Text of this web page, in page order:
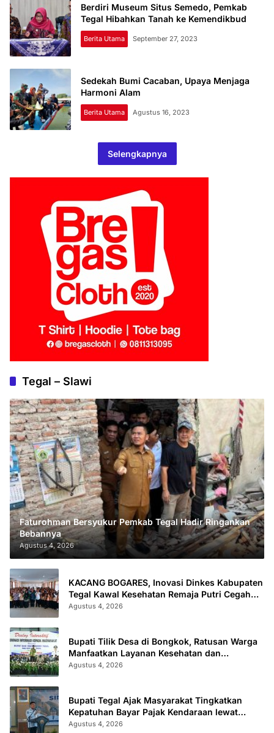
Berdiri Museum Situs Semedo, Pemkab
Tegal Hibahkan Tanah ke Kemendikbud
Berita Utama September 27, 2023
Sedekah Bumi Cacaban, Upaya Menjaga
Harmoni Alam
Berita Utama Agustus 16, 2023
Selengkapnya
Tegal – Slawi
Faturohman Bersyukur Pemkab Tegal Hadir Ringankan
Bebannya
Agustus 4, 2026
KACANG BOGARES, Inovasi Dinkes Kabupaten
Tegal Kawal Kesehatan Remaja Putri Cegah
Stunting
Agustus 4, 2026
Bupati Tilik Desa di Bongkok, Ratusan Warga
Manfaatkan Layanan Kesehatan dan
Administrasi
Agustus 4, 2026
Bupati Tegal Ajak Masyarakat Tingkatkan
Kepatuhan Bayar Pajak Kendaraan lewat
“TULUS NGOPENI”
Agustus 4, 2026